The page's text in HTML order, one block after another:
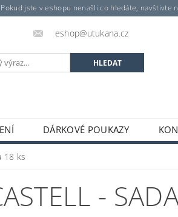
Pokud jste v eshopu nenašli co hledáte,
eshop@utukana.cz
DÁRKOVÉ POUKAZY
18 ks
-